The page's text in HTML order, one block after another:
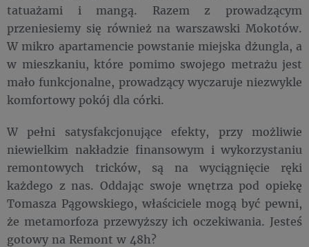
tatuażami i mangą. Razem z prowadzącym
przeniesiemy się również na warszawski Mokotów.
W mikro apartamencie powstanie miejska dżungla, a
w mieszkaniu, które pomimo swojego metrażu jest
mało funkcjonalne, prowadzący wyczaruje niezwykle
komfortowy pokój dla córki.
W pełni satysfakcjonujące efekty, przy możliwie
niewielkim nakładzie finansowym i wykorzystaniu
remontowych tricków, są na wyciągnięcie ręki
każdego z nas. Oddając swoje wnętrza pod opiekę
Tomasza Pągowskiego, właściciele mogą być pewni,
że metamorfoza przewyższy ich oczekiwania. Jesteś
gotowy na Remont w 48h?